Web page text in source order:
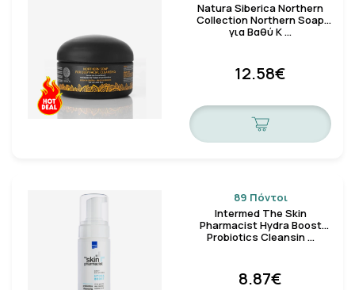
Natura Siberica Northern
Collection Northern Soap
για Βαθύ Κ …
12.58€
89 Πόντοι
Intermed The Skin
Pharmacist Hydra Boost
Probiotics Cleansin …
8.87€